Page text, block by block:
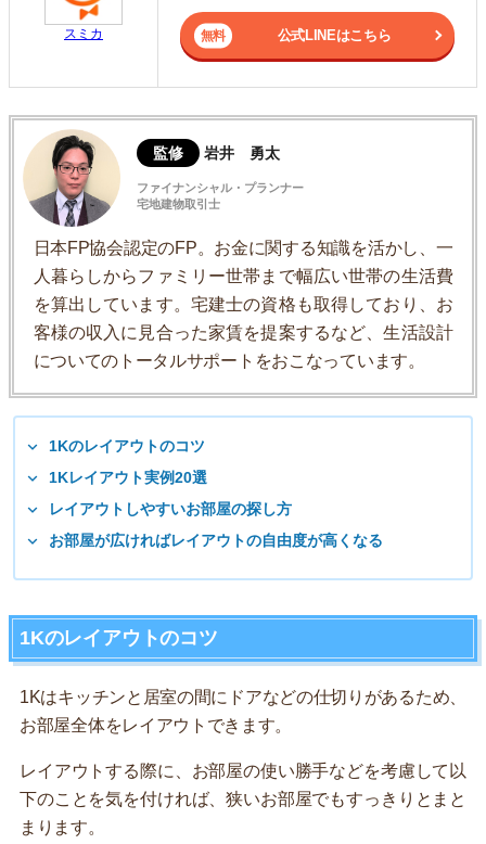
スミカ 公式LINEはこちら
監修 岩井 勇太
ファイナンシャル・プランナー
宅地建物取引士
日本FP協会認定のFP。お金に関する知識を活かし、一
人暮らしからファミリー世帯まで幅広い世帯の生活費
を算出しています。宅建士の資格も取得しており、お
客様の収入に見合った家賃を提案するなど、生活設計
についてのトータルサポートをおこなっています。
1Kのレイアウトのコツ
1Kレイアウト実例20選
レイアウトしやすいお部屋の探し方
お部屋が広ければレイアウトの自由度が高くなる
1Kのレイアウトのコツ
1Kはキッチンと居室の間にドアなどの仕切りがあるため、
お部屋全体をレイアウトできます。
レイアウトする際に、お部屋の使い勝手などを考慮して以
下のことを気を付ければ、狭いお部屋でもすっきりとまと
まります。